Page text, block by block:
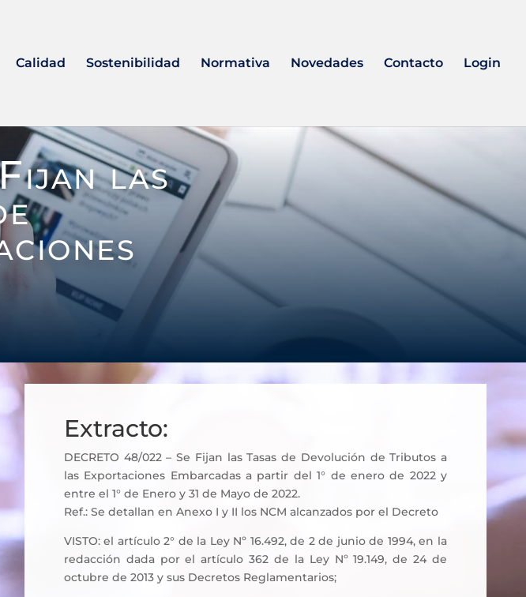
Calidad Sostenibilidad Normativa Novedades Contacto Login
las
Extracto:
DECRETO 48/022 – Se Fijan las Tasas de Devolución de Tributos a
las Exportaciones Embarcadas a partir del 1° de enero de 2022 y
entre el 1° de Enero y 31 de Mayo de 2022.
Ref.: Se detallan en Anexo I y II los NCM alcanzados por el Decreto
VISTO: el artículo 2° de la Ley Nº 16.492, de 2 de junio de 1994, en la
redacción dada por el artículo 362 de la Ley Nº 19.149, de 24 de
octubre de 2013 y sus Decretos Reglamentarios;